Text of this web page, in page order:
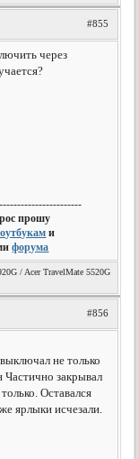
#855
через
прошу
и
форума
/ Acer TravelMate 5520G
#856
не только
закрывал
Оставался
ярлыки исчезали.